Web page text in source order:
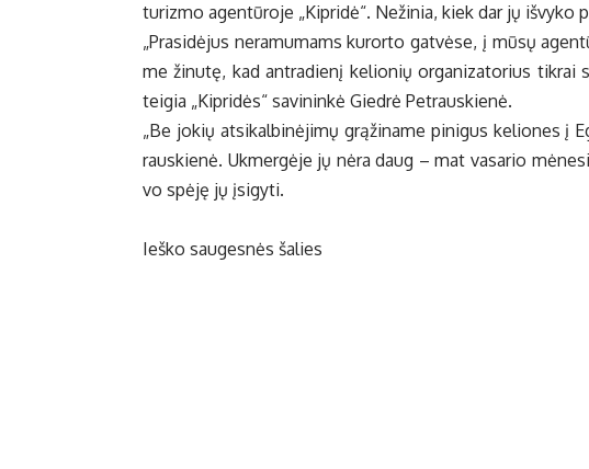
tu­riz­mo agen­tū­ro­je „Kip­ri­dė“. Ne­ži­nia, kiek dar jų iš­vy­ko
„Pra­si­dė­jus ne­ra­mu­mams ku­ror­to gat­vė­se, į mū­sų
me ži­nu­tę, kad ant­ra­die­nį ke­lio­nių or­ga­ni­za­to­rius tik­rai
tei­gia „Kip­ri­dės“ sa­vi­nin­kė Gied­rė Pet­raus­kie­nė.
„Be jo­kių at­si­kal­bi­nė­ji­mų grą­ži­na­me pi­ni­gus ke­lio­nes į
raus­kie­nė. Uk­mer­gė­je jų nė­ra daug – mat va­sa­rio
vo spė­ję jų įsi­gy­ti.
Ieš­ko sau­ges­nės ša­lies